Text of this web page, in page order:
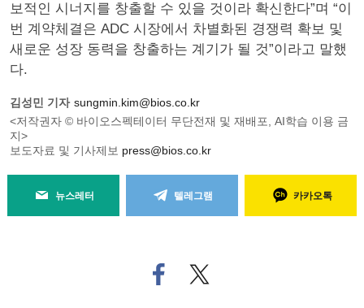
보적인 시너지를 창출할 수 있을 것이라 확신한다”며 “이
번 계약체결은 ADC 시장에서 차별화된 경쟁력 확보 및
새로운 성장 동력을 창출하는 계기가 될 것”이라고 말했
다.
김성민 기자 sungmin.kim@bios.co.kr
<저작권자 © 바이오스펙테이터 무단전재 및 재배포, AI학습 이용 금
지>
보도자료 및 기사제보 press@bios.co.kr
뉴스레터 텔레그램 카카오톡
페
이
트위
터로